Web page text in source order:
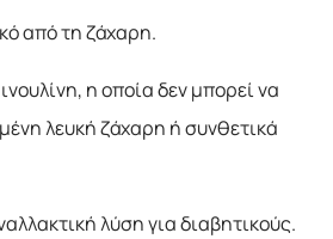
από τη ζάχαρη.
η οποία δεν μπορεί να
λευκή ζάχαρη ή συνθετικά
λύση για διαβητικούς.